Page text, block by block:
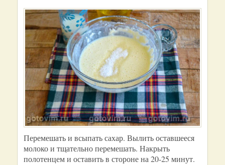
Перемешать и всыпать сахар. Вылить оставшееся
молоко и тщательно перемешать. Накрыть
полотенцем и оставить в стороне на 20-25 минут.